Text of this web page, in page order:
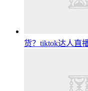
货？tiktok达人直